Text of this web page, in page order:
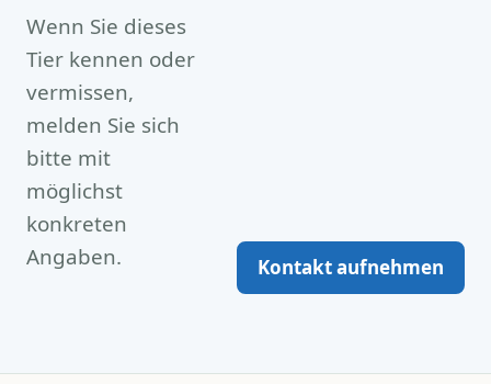
Wenn Sie dieses
Tier kennen oder
vermissen,
melden Sie sich
bitte mit
möglichst
konkreten
Angaben.
Kontakt aufnehmen